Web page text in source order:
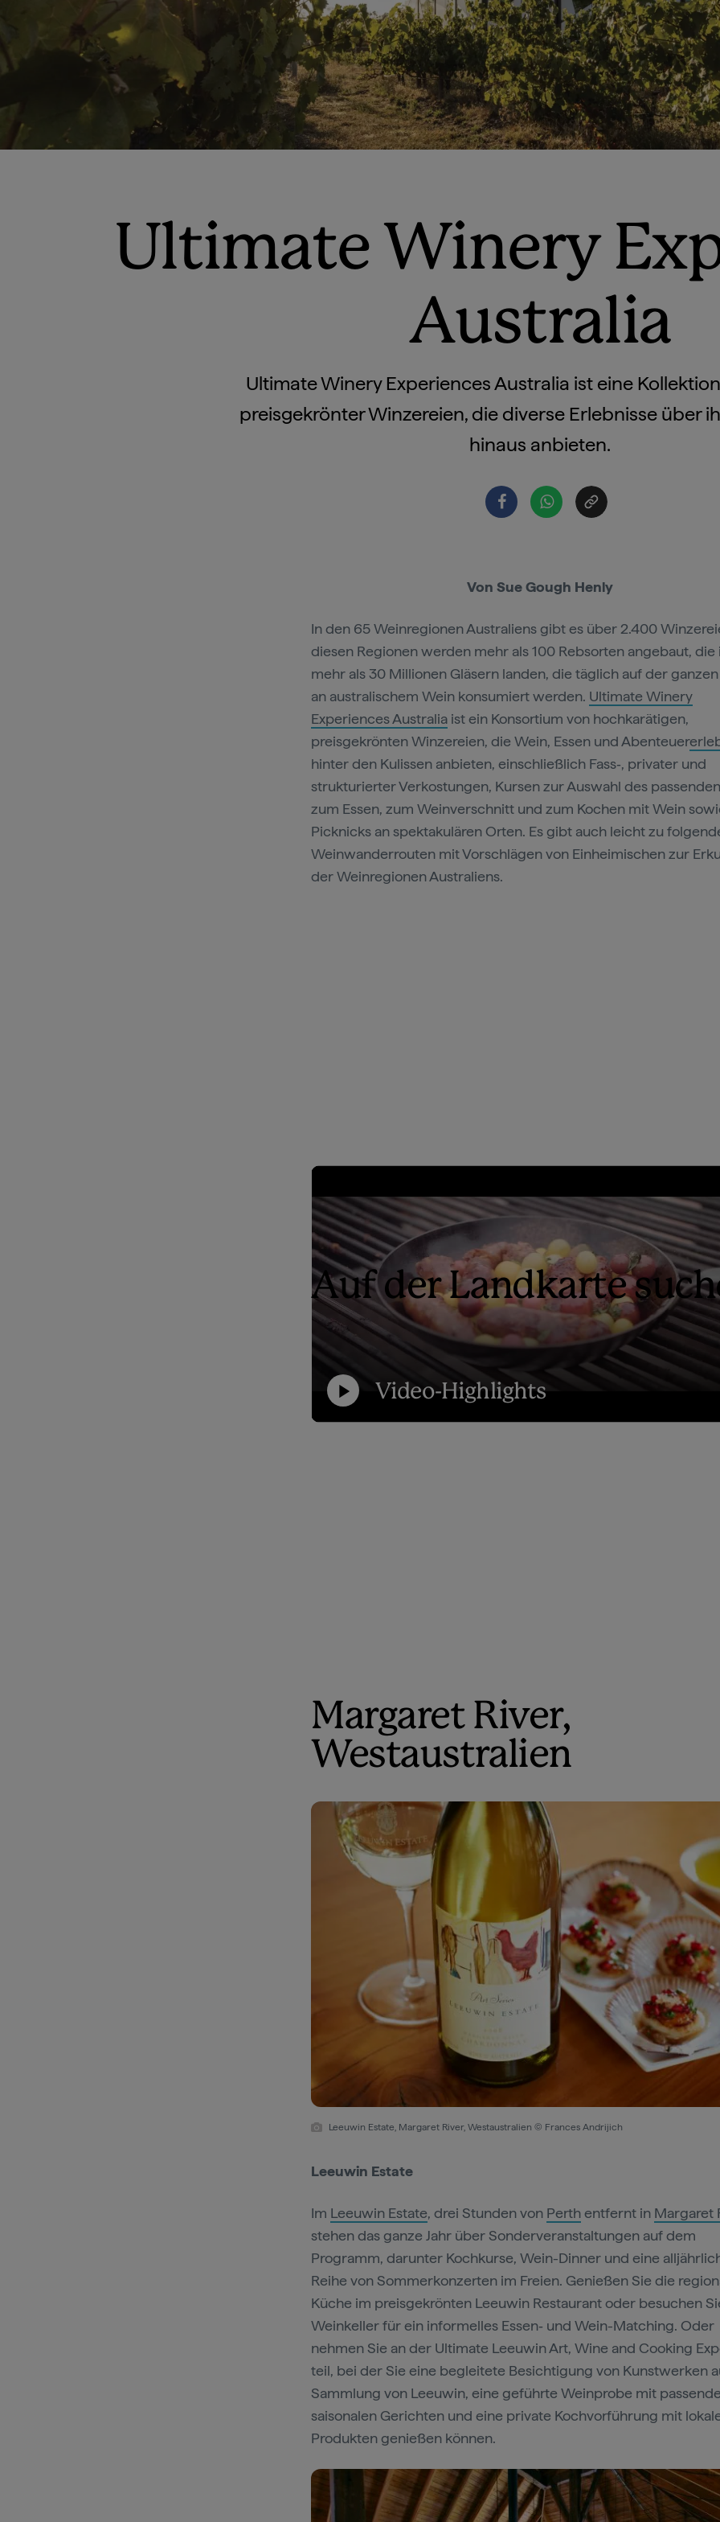
Ultimate Winery
Australia
Ultimate Winery Experiences Australia ist eine
preisgekrönter Winzereien, die diverse Erlebnisse über
hinaus anbieten.
Von Sue Gough Henly
In den 65 Weinregionen Australiens gibt es über 2.400
diesen Regionen werden mehr als 100 Rebsorten angebaut, die
mehr als 30 Millionen Gläsern landen, die täglich auf der
an australischem Wein konsumiert werden. Ultimate Winery
Experiences Australia ist ein Konsortium von hochkarätigen,
preisgekrönten Winzereien, die Wein, Essen und Abenteuer
hinter den Kulissen anbieten, einschließlich Fass‑, privater und
strukturierter Verkostungen, Kursen zur Auswahl des
zum Essen, zum Weinverschnitt und zum Kochen mit Wein
Picknicks an spektakulären Orten. Es gibt auch leicht zu
Weinwanderrouten mit Vorschlägen von Einheimischen zur
der Weinregionen Australiens.
Video-Highlights
Play
Auf der Landkarte
Margaret River,
Westaustralien
Leeuwin Estate, Margaret River, Westaustralien © Frances Andrijich
Leeuwin Estate
Im Leeuwin Estate, drei Stunden von Perthentfernt in Margaret
stehen das ganze Jahr über Sonderveranstaltungen auf dem
Programm, darunter Kochkurse, Wein-Dinner und eine
Reihe von Sommerkonzerten im Freien. Genießen Sie die
Küche im preisgekrönten Leeuwin Restaurant oder besuchen
Weinkeller für ein informelles Essen‑ und Wein-Matching. Oder
nehmen Sie an der Ultimate Leeuwin Art, Wine and Cooking
teil, bei der Sie eine begleitete Besichtigung von Kunstwerken
Sammlung von Leeuwin, eine geführte Weinprobe mit
saisonalen Gerichten und eine private Kochvorführung mit
Produkten genießen können.